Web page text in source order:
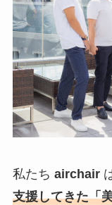
私たち airchair
支援してきた「